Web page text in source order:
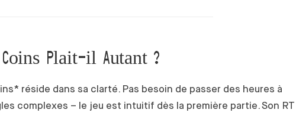
Plait-il Autant ?
réside dans sa clarté. Pas besoin de passer des heures à
complexes – le jeu est intuitif dès la première partie. Son